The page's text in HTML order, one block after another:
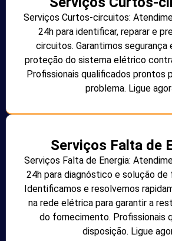
Serviços Curtos-circuitos:
24h para identificar, reparar e
circuitos. Garantimos segurança
proteção do sistema elétrico
Profissionais qualificados prontos
problema. Ligue
Serviços Falta de
Serviços Falta de Energia:
24h para diagnóstico e solução de
Identificamos e resolvemos
na rede elétrica para garantir a
do fornecimento. Profissionais
disposição. Ligue